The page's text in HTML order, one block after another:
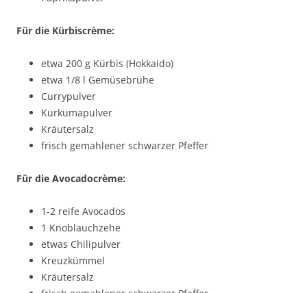
Für die Kürbiscrème:
etwa 200 g Kürbis (Hokkaido)
etwa 1/8 l Gemüsebrühe
Currypulver
Kurkumapulver
Kräutersalz
frisch gemahlener schwarzer Pfeffer
Für die Avocadocrème:
1-2 reife Avocados
1 Knoblauchzehe
etwas Chilipulver
Kreuzkümmel
Kräutersalz